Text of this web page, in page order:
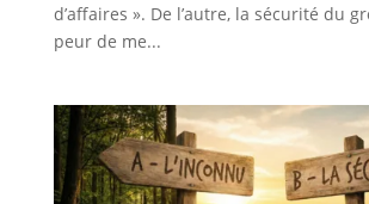
d’affaires ». De l’autre, la sécurité du
peur de me...